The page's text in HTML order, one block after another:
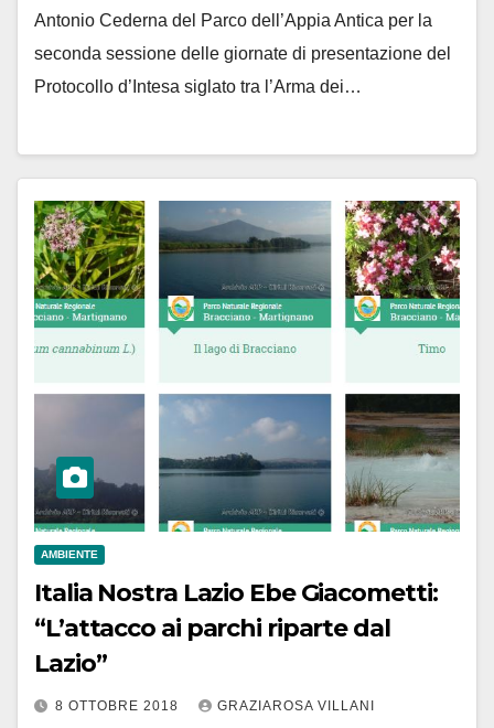
Antonio Cederna del Parco dell’Appia Antica per la
seconda sessione delle giornate di presentazione del
Protocollo d’Intesa siglato tra l’Arma dei…
AMBIENTE
Italia Nostra Lazio Ebe Giacometti:
“L’attacco ai parchi riparte dal
Lazio”
8 OTTOBRE 2018 GRAZIAROSA VILLANI